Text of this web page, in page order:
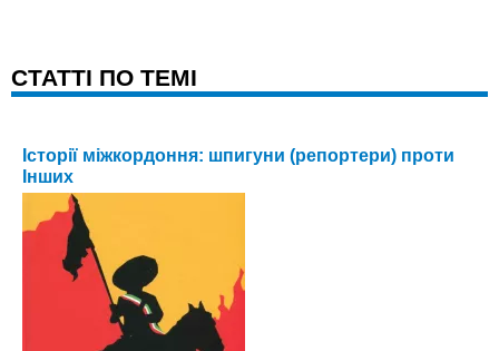
CТАТТІ ПО ТЕМІ
Історії міжкордоння: шпигуни (репортери) проти
Інших